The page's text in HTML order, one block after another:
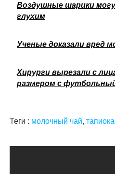
Воздушные шарики
глухим
Ученые доказали вред
Хирурги вырезали с
размером с
Теги : молочный чай, тапиока